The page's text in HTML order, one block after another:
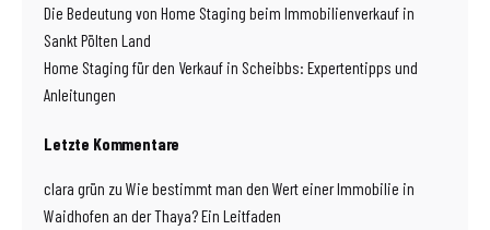
Die Bedeutung von Home Staging beim Immobilienverkauf in
Sankt Pölten Land
Home Staging für den Verkauf in Scheibbs: Expertentipps und
Anleitungen
Letzte Kommentare
clara grün zu Wie bestimmt man den Wert einer Immobilie in
Waidhofen an der Thaya? Ein Leitfaden